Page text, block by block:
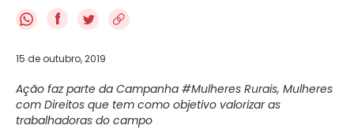
f
15 de outubro, 2019
Ação faz parte da Campanha #Mulheres Rurais, Mulheres
com Direitos que tem como objetivo valorizar as
trabalhadoras do campo